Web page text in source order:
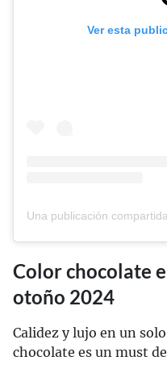
Ver esta
Color chocolate
otoño 2024
Calidez y lujo en un
chocolate es un must